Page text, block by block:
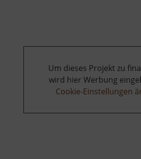
Um dieses Projekt zu
wird hier Werbung
Cookie-Einstellungen